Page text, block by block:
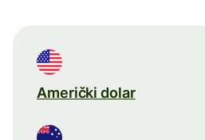
Američki dolar